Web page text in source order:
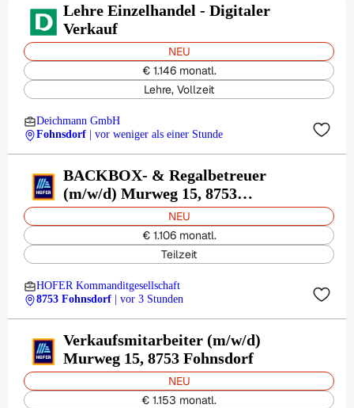
Lehre Einzelhandel - Digitaler
Verkauf
NEU
€ 1.146 monatl.
Lehre, Vollzeit
Deichmann GmbH
Fohnsdorf
| vor weniger als einer Stunde
BACKBOX- & Regalbetreuer
(m/w/d) Murweg 15, 8753
Fohnsdorf
NEU
€ 1.106 monatl.
Teilzeit
HOFER Kommanditgesellschaft
8753 Fohnsdorf
| vor 3 Stunden
Verkaufsmitarbeiter (m/w/d)
Murweg 15, 8753 Fohnsdorf
NEU
€ 1.153 monatl.